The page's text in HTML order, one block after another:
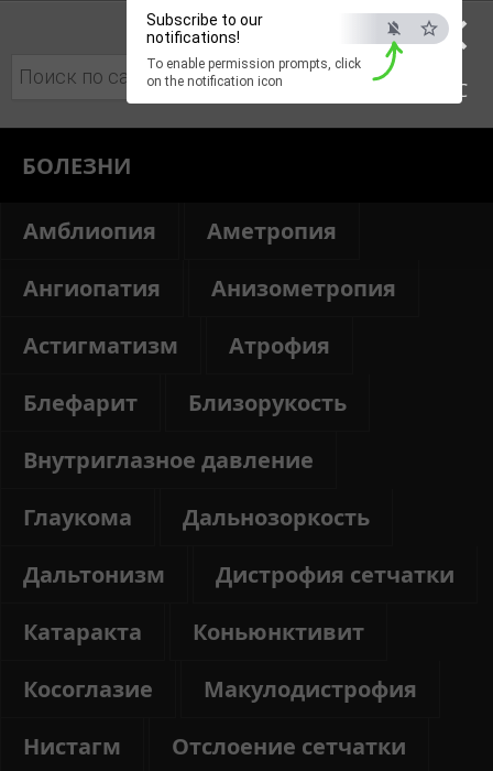
×
ESC
Subscribe to our
notifications!
To enable permission prompts, click
on the notification icon
Поиск:
БОЛЕЗНИ
Амблиопия
Аметропия
Ангиопатия
Анизометропия
Астигматизм
Атрофия
Блефарит
Близорукость
Внутриглазное давление
Глаукома
Дальнозоркость
Дальтонизм
Дистрофия сетчатки
Катаракта
Коньюнктивит
Косоглазие
Макулодистрофия
Нистагм
Отслоение сетчатки